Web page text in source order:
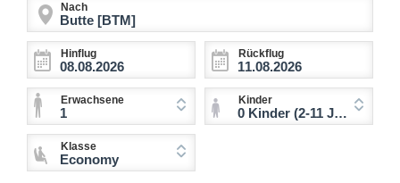
Nach
Hinflug Rückflug
Erwachsene
1
Kinder
0 Kinder (2-11 Jahre)
Klasse
Economy